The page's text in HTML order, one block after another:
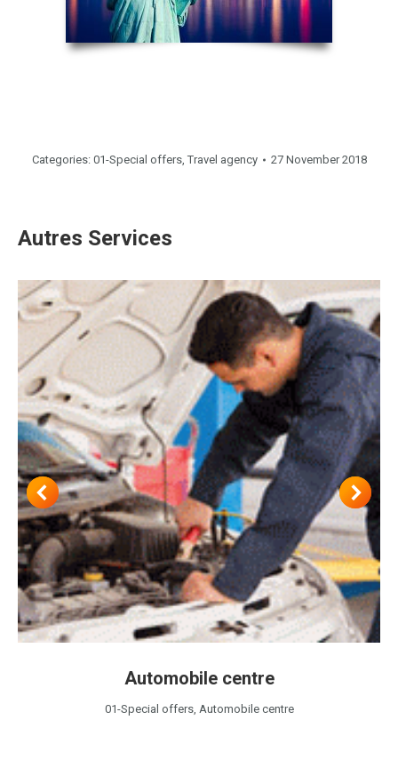
Categories: 01-Special offers,Travel agency 27 November 2018
Autres Services
Automobile centre
01-Special offers, Automobile centre